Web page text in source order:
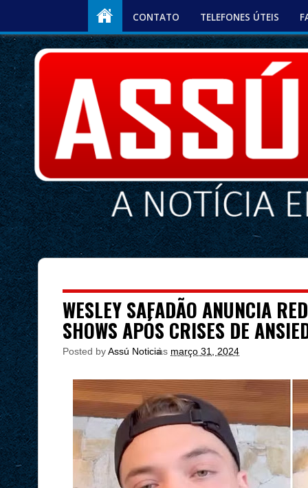
CONTATO TELEFONES ÚTEIS
WESLEY SAFADÃO ANUNCIA
SHOWS APÓS CRISES DE
Posted byAssú Noticia
às março 31, 2024